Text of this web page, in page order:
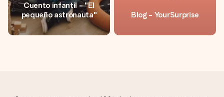
Cuento infantil - "El
pequeño astronauta"
Blog - YourSurprise